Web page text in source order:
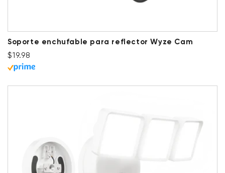
Soporte enchufable para reflector Wyze Cam
Precio habitual
$19.98